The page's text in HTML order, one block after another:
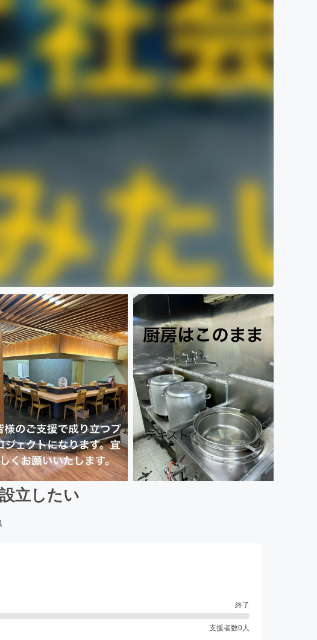
立したい
終了
支援者数0人